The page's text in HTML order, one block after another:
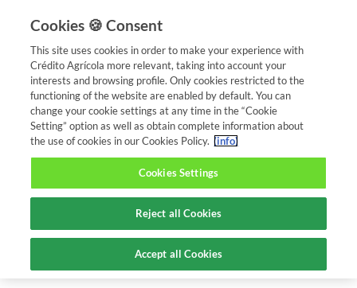
APP CA Mobile
ACT e Fundos de
Pensões
Carreiras e
Formação
Candidaturas
Educa
A PÁGINA NÃO FOI
ENCONTRADA
Cookies 🍪 Consent
This site uses cookies in order to make your experience with
Crédito Agrícola more relevant, taking into account your
interests and browsing profile. Only cookies restricted to the
functioning of the website are enabled by default. You can
change your cookie settings at any time in the “Cookie
Setting” option as well as obtain complete information about
the use of cookies in our Cookies Policy. (info)
Cookies Settings
Reject all Cookies
Accept all Cookies